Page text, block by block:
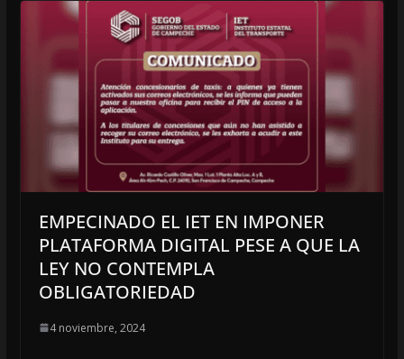
EMPECINADO EL IET EN IMPONER
PLATAFORMA DIGITAL PESE A QUE LA
LEY NO CONTEMPLA
OBLIGATORIEDAD
4 noviembre, 2024